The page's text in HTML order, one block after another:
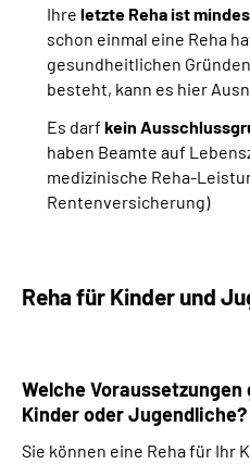
Ihre letzte Reha ist
schon einmal eine Reha
gesundheitlichen
besteht, kann es hier
Es darf kein
haben Beamte auf
medizinische Reha-
Rentenversicherung)
Reha für Kinder und
Welche
Kinder oder Jugendliche?
Sie können eine Reha für Ihr